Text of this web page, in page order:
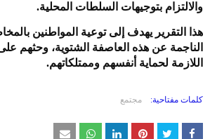
والالتزام بتوجيهات السلطات المحلية.
هذا التقرير يهدف إلى توعية المواطنين
الناجمة عن هذه العاصفة الشتوية، وحثهم على
اللازمة لحماية أنفسهم وممتلكاتهم.
كلمات مفتاحية: مجتمع